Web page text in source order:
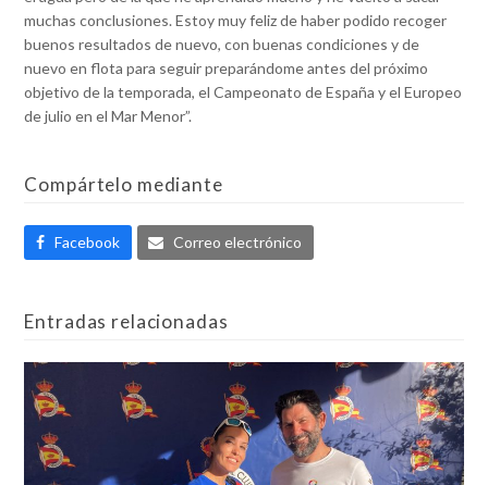
muchas conclusiones. Estoy muy feliz de haber podido recoger
buenos resultados de nuevo, con buenas condiciones y de
nuevo en flota para seguir preparándome antes del próximo
objetivo de la temporada, el Campeonato de España y el Europeo
de julio en el Mar Menor”.
Compártelo mediante
Facebook Correo electrónico
Entradas relacionadas